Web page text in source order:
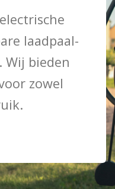
laadpaal-
Wij bieden
zowel